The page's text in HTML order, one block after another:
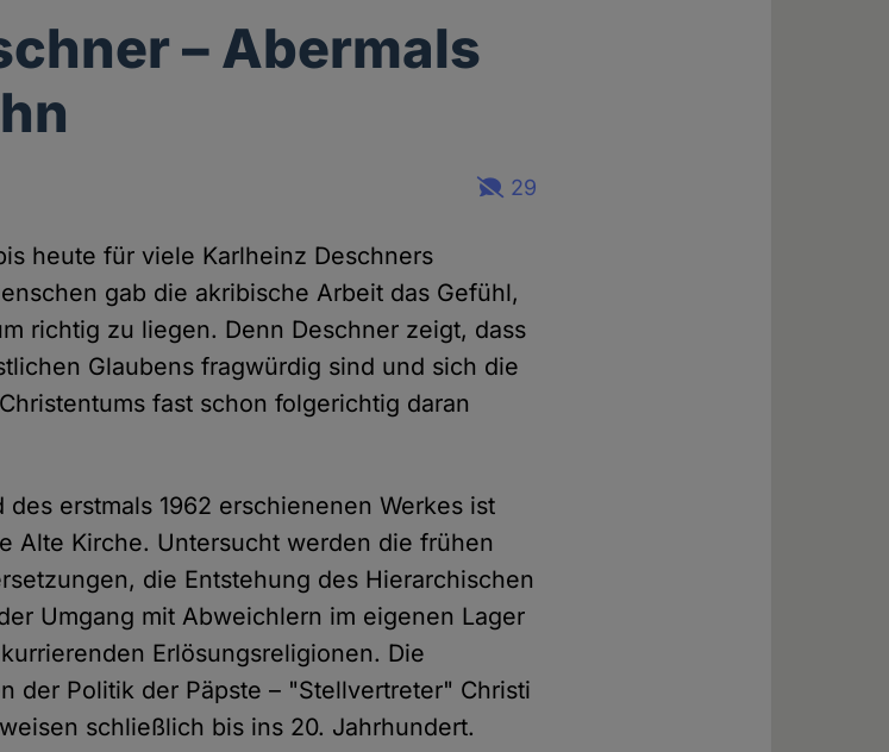
– Abermals
29
heute für viele Karlheinz Deschners
gab die akribische Arbeit das Gefühl,
richtig zu liegen. Denn Deschner zeigt, dass
Glaubens fragwürdig sind und sich die
fast schon folgerichtig daran
des erstmals 1962 erschienenen Werkes ist
Alte Kirche. Untersucht werden die frühen
die Entstehung des Hierarchischen
Umgang mit Abweichlern im eigenen Lager
Erlösungsreligionen. Die
der Politik der Päpste – "Stellvertreter" Christi
schließlich bis ins 20. Jahrhundert.